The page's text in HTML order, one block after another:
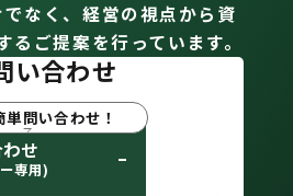
なく、経営の視点から資
ご提案を行っています。
い合わせ
単問い合わせ！
せ
専用)